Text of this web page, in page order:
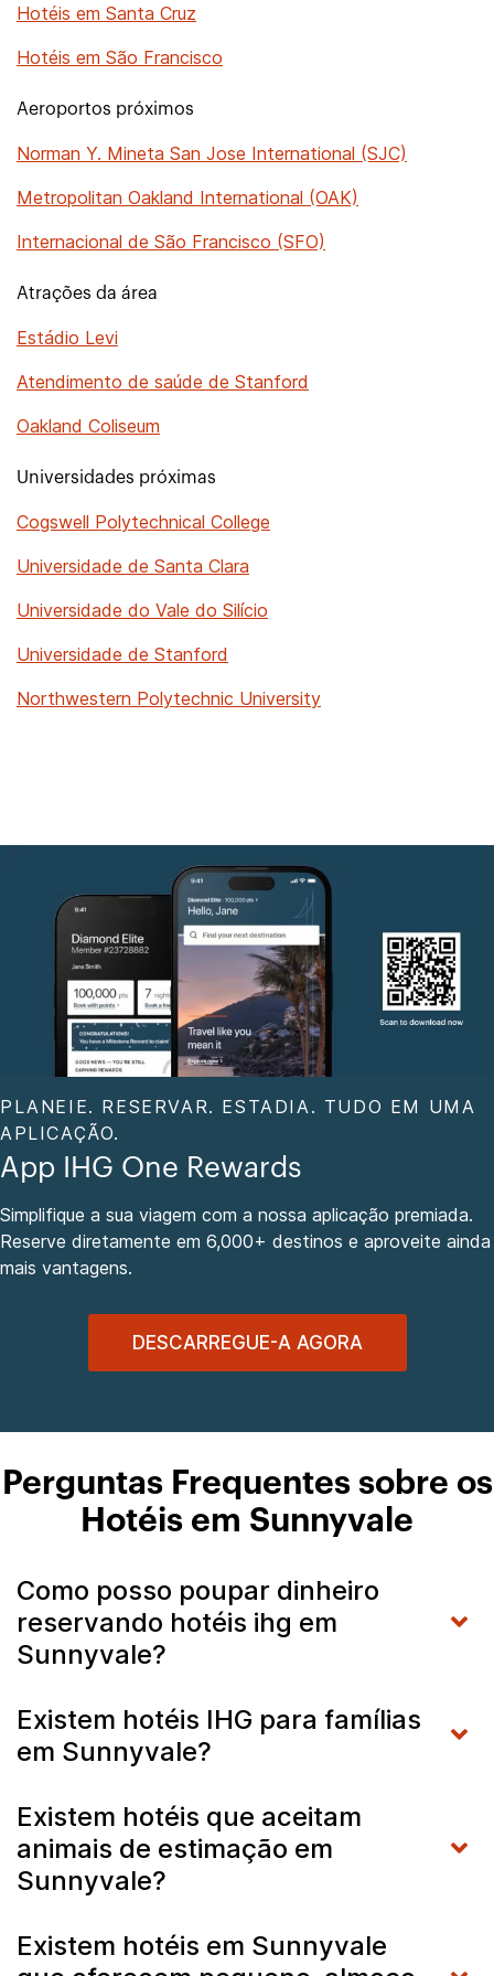
Hotéis em Santa Cruz
Hotéis em São Francisco
Aeroportos próximos
Norman Y. Mineta San Jose International (SJC)
Metropolitan Oakland International (OAK)
Internacional de São Francisco (SFO)
Atrações da área
Estádio Levi
Atendimento de saúde de Stanford
Oakland Coliseum
Universidades próximas
Cogswell Polytechnical College
Universidade de Santa Clara
Universidade do Vale do Silício
Universidade de Stanford
Northwestern Polytechnic University
PLANEIE. RESERVAR. ESTADIA. TUDO EM UMA
APLICAÇÃO.
App IHG One Rewards
Simplifique a sua viagem com a nossa aplicação premiada.
Reserve diretamente em 6,000+ destinos e aproveite ainda
mais vantagens.
DESCARREGUE-A AGORA
Perguntas Frequentes sobre os
Hotéis em Sunnyvale
Como posso poupar dinheiro
reservando hotéis ihg em
Sunnyvale?
Existem hotéis IHG para famílias
em Sunnyvale?
Existem hotéis que aceitam
animais de estimação em
Sunnyvale?
Existem hotéis em Sunnyvale